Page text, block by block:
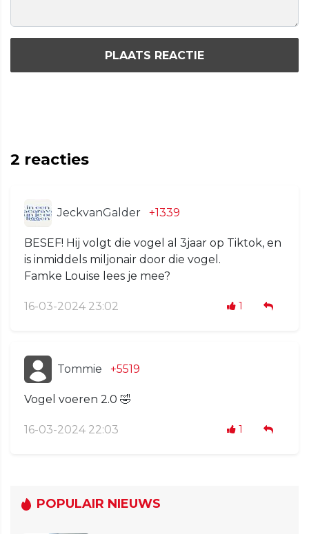
PLAATS REACTIE
2 reacties
JeckvanGalder +1339
BESEF! Hij volgt die vogel al 3jaar op Tiktok, en
is inmiddels miljonair door die vogel.
Famke Louise lees je mee?
16-03-2024 23:02 1
Tommie +5519
Vogel voeren 2.0 🤣
16-03-2024 22:03 1
POPULAIR NIEUWS